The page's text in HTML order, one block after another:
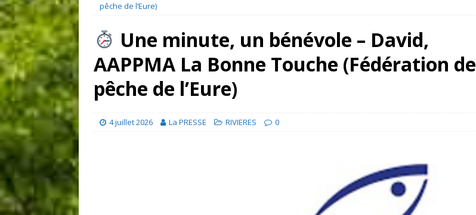
pêche de l’Eure)
Une minute, un bénévole – David,
AAPPMA La Bonne Touche (Fédération de
pêche de l’Eure)
4 juillet 2026 La PRESSE RIVIERES 0